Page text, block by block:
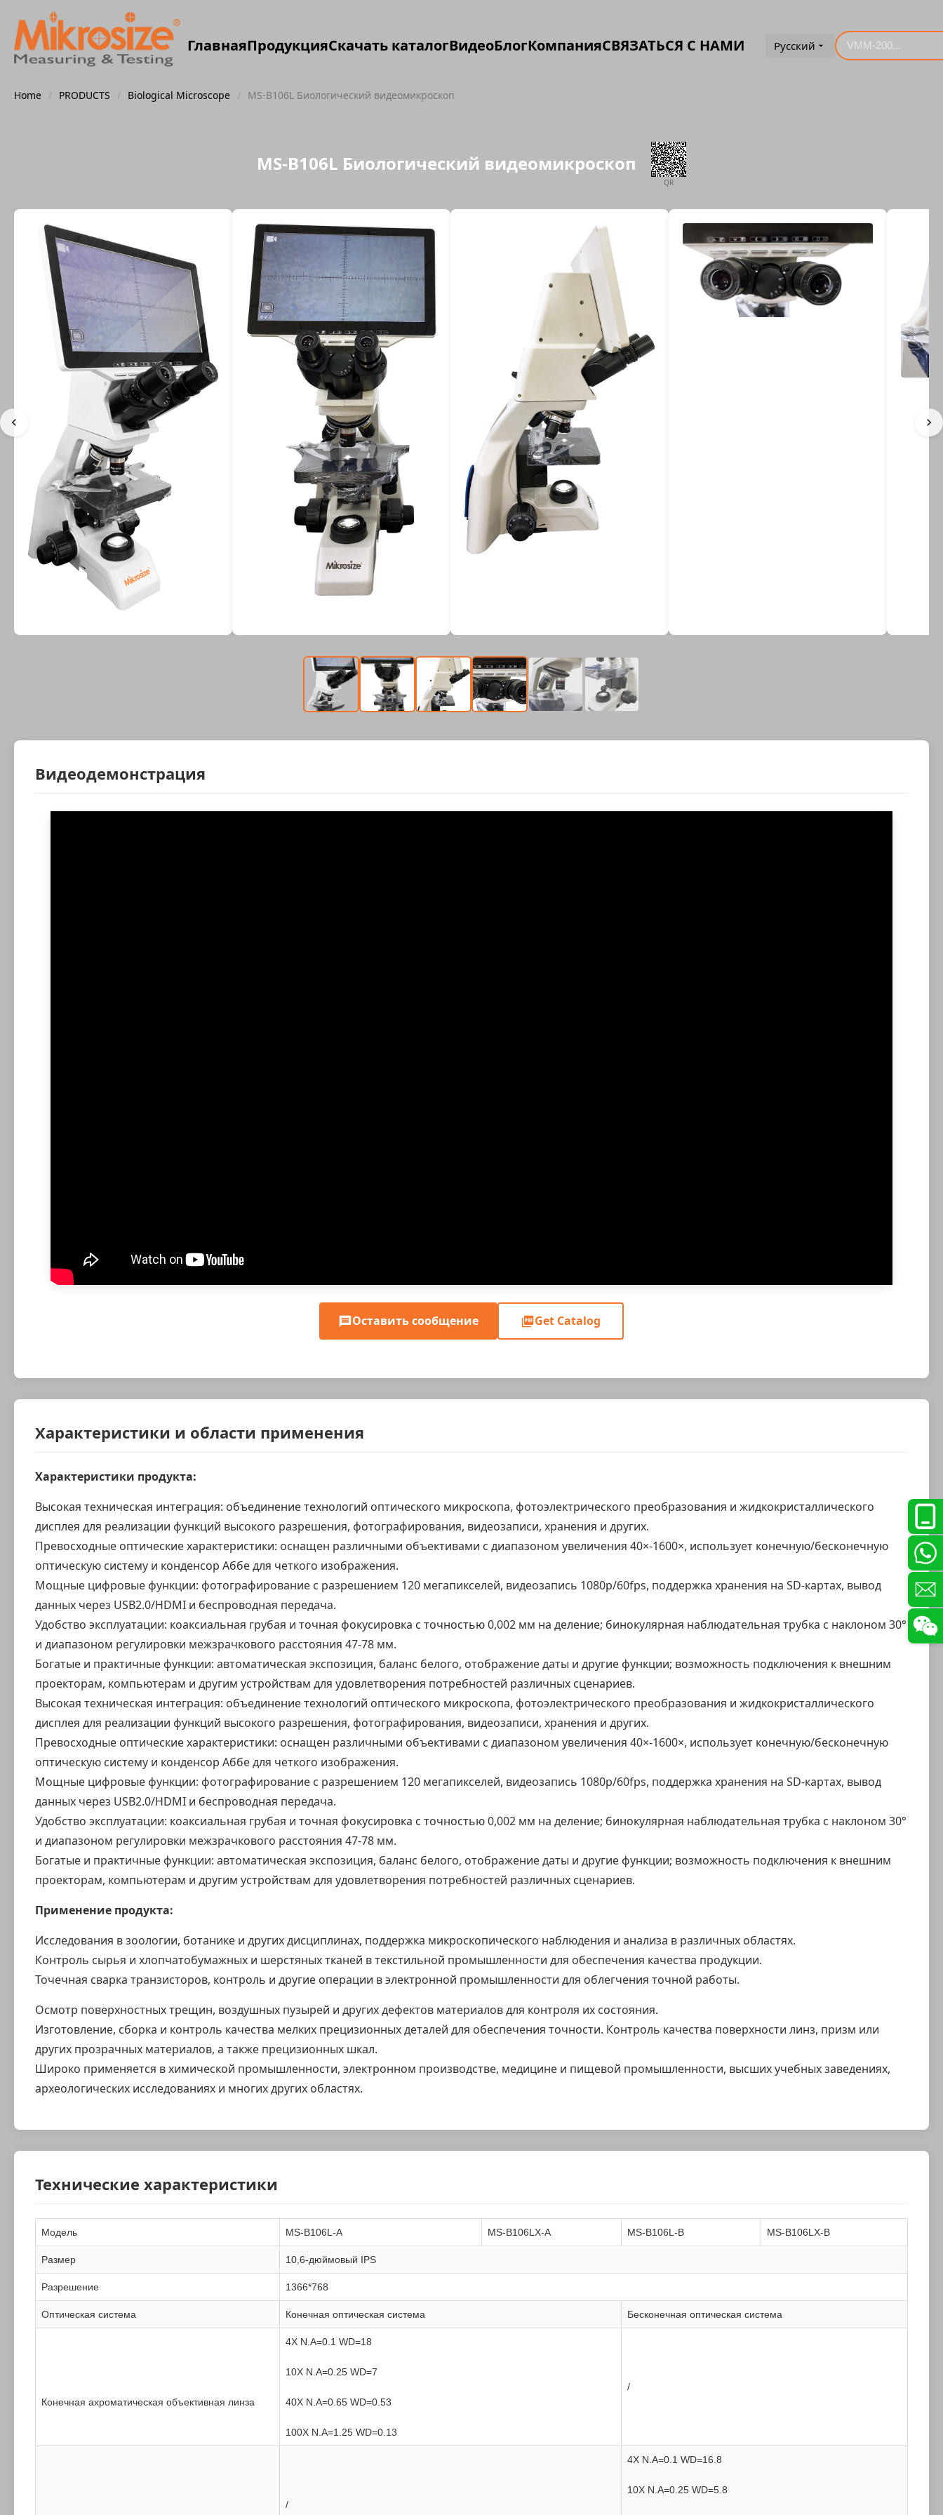
ГлавнаяПродукцияСкачать каталогВидеоБлогКомпанияСВЯЗАТЬСЯ С НАМИ Русский
Home / PRODUCTS / Biological Microscope / MS-B106L Биологический видеомикроскоп
MS-B106L Биологический видеомикроскоп
QR
Видеодемонстрация
Оставить сообщение Get Catalog
Характеристики и области применения
Характеристики продукта:
Высокая техническая интеграция: объединение технологий оптического микроскопа, фотоэлектрического преобразования и жидкокристаллического
дисплея для реализации функций высокого разрешения, фотографирования, видеозаписи, хранения и других.
Превосходные оптические характеристики: оснащен различными объективами с диапазоном увеличения 40×-1600×, использует конечную/бесконечную
оптическую систему и конденсор Аббе для четкого изображения.
Мощные цифровые функции: фотографирование с разрешением 120 мегапикселей, видеозапись 1080p/60fps, поддержка хранения на SD-картах, вывод
данных через USB2.0/HDMI и беспроводная передача.
Удобство эксплуатации: коаксиальная грубая и точная фокусировка с точностью 0,002 мм на деление; бинокулярная наблюдательная трубка с наклоном 30°
и диапазоном регулировки межзрачкового расстояния 47-78 мм.
Богатые и практичные функции: автоматическая экспозиция, баланс белого, отображение даты и другие функции; возможность подключения к внешним
проекторам, компьютерам и другим устройствам для удовлетворения потребностей различных сценариев.
Высокая техническая интеграция: объединение технологий оптического микроскопа, фотоэлектрического преобразования и жидкокристаллического
дисплея для реализации функций высокого разрешения, фотографирования, видеозаписи, хранения и других.
Превосходные оптические характеристики: оснащен различными объективами с диапазоном увеличения 40×-1600×, использует конечную/бесконечную
оптическую систему и конденсор Аббе для четкого изображения.
Мощные цифровые функции: фотографирование с разрешением 120 мегапикселей, видеозапись 1080p/60fps, поддержка хранения на SD-картах, вывод
данных через USB2.0/HDMI и беспроводная передача.
Удобство эксплуатации: коаксиальная грубая и точная фокусировка с точностью 0,002 мм на деление; бинокулярная наблюдательная трубка с наклоном 30°
и диапазоном регулировки межзрачкового расстояния 47-78 мм.
Богатые и практичные функции: автоматическая экспозиция, баланс белого, отображение даты и другие функции; возможность подключения к внешним
проекторам, компьютерам и другим устройствам для удовлетворения потребностей различных сценариев.
Применение продукта:
Исследования в зоологии, ботанике и других дисциплинах, поддержка микроскопического наблюдения и анализа в различных областях.
Контроль сырья и хлопчатобумажных и шерстяных тканей в текстильной промышленности для обеспечения качества продукции.
Точечная сварка транзисторов, контроль и другие операции в электронной промышленности для облегчения точной работы.
Осмотр поверхностных трещин, воздушных пузырей и других дефектов материалов для контроля их состояния.
Изготовление, сборка и контроль качества мелких прецизионных деталей для обеспечения точности. Контроль качества поверхности линз, призм или
других прозрачных материалов, а также прецизионных шкал.
Широко применяется в химической промышленности, электронном производстве, медицине и пищевой промышленности, высших учебных заведениях,
археологических исследованиях и многих других областях.
Технические характеристики
Модель MS-B106L-A MS-B106LX-A MS-B106L-B MS-B106LX-B
Размер 10,6-дюймовый IPS
Разрешение 1366*768
Оптическая система Конечная оптическая система Бесконечная оптическая система
Конечная ахроматическая объективная линза
4X N.A=0.1 WD=18
10X N.A=0.25 WD=7
40X N.A=0.65 WD=0.53
100X N.A=1.25 WD=0.13
/
/
4X N.A=0.1 WD=16.8
10X N.A=0.25 WD=5.8